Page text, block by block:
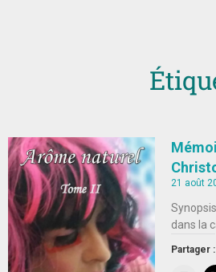
21 août
dans la
Partager :